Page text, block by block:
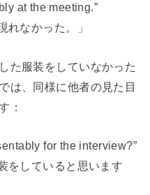
at the meeting.”
れなかった。」
た服装をしていなかった
は、同様に他者の見た目
：
for the interview?”
をしていると思います